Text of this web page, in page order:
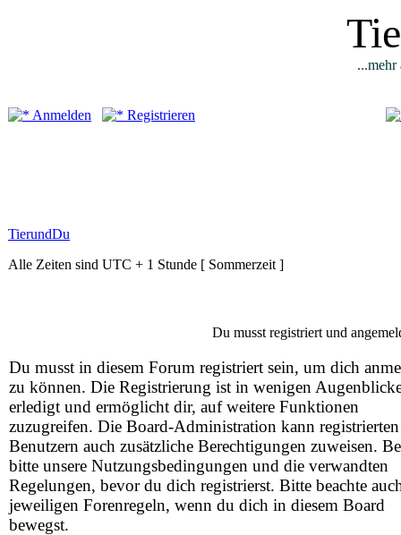
...mehr
Anmelden Registrieren
TierundDu
Alle Zeiten sind UTC + 1 Stunde [ Sommerzeit ]
Du musst registriert und
Du musst in diesem Forum registriert sein, um dich
zu können. Die Registrierung ist in wenigen
erledigt und ermöglicht dir, auf weitere Funktionen
zuzugreifen. Die Board-Administration kann registrierten
Benutzern auch zusätzliche Berechtigungen zuweisen.
bitte unsere Nutzungsbedingungen und die verwandten
Regelungen, bevor du dich registrierst. Bitte beachte
jeweiligen Forenregeln, wenn du dich in diesem Board
bewegst.